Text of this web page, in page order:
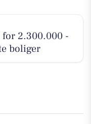
2.300.000 -
boliger